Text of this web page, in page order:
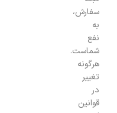
سفارش،
به
نفع
شماست.
هرگونه
تغییر
در
قوانین